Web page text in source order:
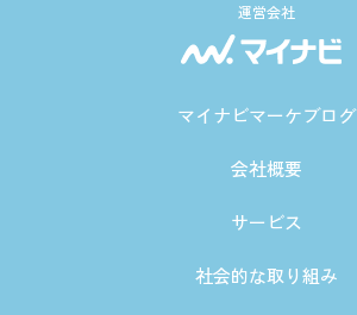
運営会社
マイナビマーケブログ
会社概要
サービス
社会的な取り組み